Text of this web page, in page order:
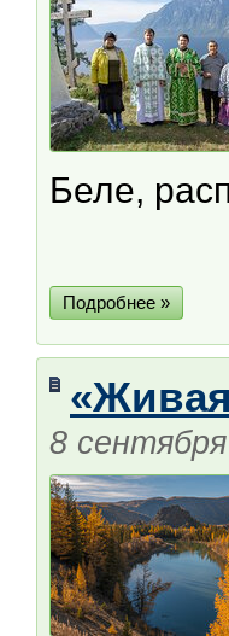
Беле,
Подробнее »
8